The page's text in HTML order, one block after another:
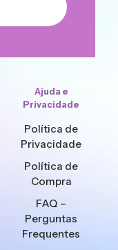
Ajuda e
Privacidade
Política de
Privacidade
Política de
Compra
FAQ –
Perguntas
Frequentes